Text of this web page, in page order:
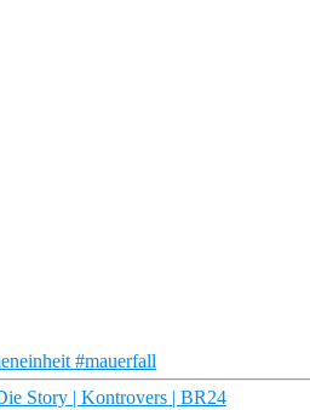
#mauerfall
Story | Kontrovers | BR24